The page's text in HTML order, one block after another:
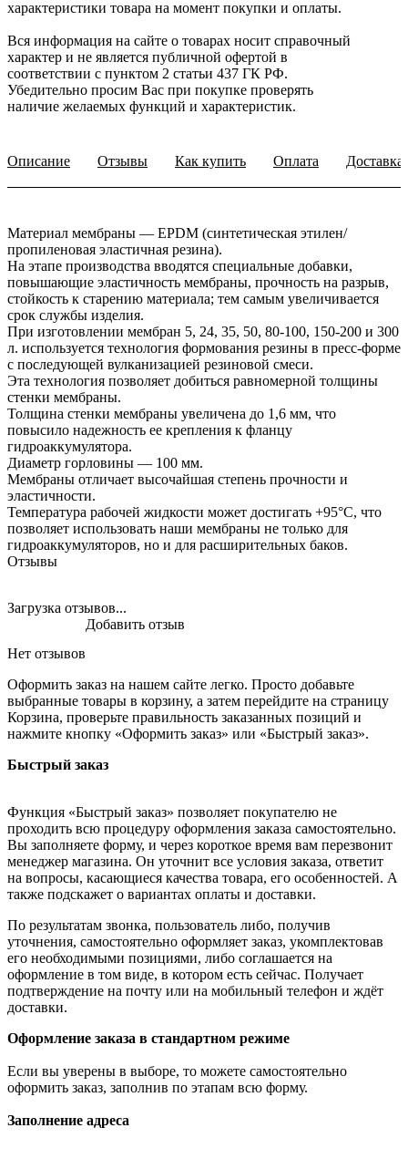
характеристики товара на момент покупки и оплаты.
Вся информация на сайте о товарах носит справочный
характер и не является публичной офертой в
соответствии с пунктом 2 статьи 437 ГК РФ.
Убедительно просим Вас при покупке проверять
наличие желаемых функций и характеристик.
Описание Отзывы Как купить Оплата Доставка
Материал мембраны — EPDM (синтетическая этилен/
пропиленовая эластичная резина).
На этапе производства вводятся специальные добавки,
повышающие эластичность мембраны, прочность на разрыв,
стойкость к старению материала; тем самым увеличивается
срок службы изделия.
При изготовлении мембран 5, 24, 35, 50, 80-100, 150-200 и 300
л. используется технология формования резины в пресс-форме
с последующей вулканизацией резиновой смеси.
Эта технология позволяет добиться равномерной толщины
стенки мембраны.
Толщина стенки мембраны увеличена до 1,6 мм, что
повысило надежность ее крепления к фланцу
гидроаккумулятора.
Диаметр горловины — 100 мм.
Мембраны отличает высочайшая степень прочности и
эластичности.
Температура рабочей жидкости может достигать +95°С, что
позволяет использовать наши мембраны не только для
гидроаккумуляторов, но и для расширительных баков.
Отзывы
Загрузка отзывов...
Нет отзывов
Добавить отзыв
Оформить заказ на нашем сайте легко. Просто добавьте
выбранные товары в корзину, а затем перейдите на страницу
Корзина, проверьте правильность заказанных позиций и
нажмите кнопку «Оформить заказ» или «Быстрый заказ».
Быстрый заказ
Функция «Быстрый заказ» позволяет покупателю не
проходить всю процедуру оформления заказа самостоятельно.
Вы заполняете форму, и через короткое время вам перезвонит
менеджер магазина. Он уточнит все условия заказа, ответит
на вопросы, касающиеся качества товара, его особенностей. А
также подскажет о вариантах оплаты и доставки.
По результатам звонка, пользователь либо, получив
уточнения, самостоятельно оформляет заказ, укомплектовав
его необходимыми позициями, либо соглашается на
оформление в том виде, в котором есть сейчас. Получает
подтверждение на почту или на мобильный телефон и ждёт
доставки.
Оформление заказа в стандартном режиме
Если вы уверены в выборе, то можете самостоятельно
оформить заказ, заполнив по этапам всю форму.
Заполнение адреса